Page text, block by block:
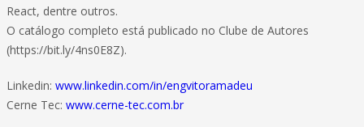
React, dentre outros.
O catálogo completo está publicado no Clube de Autores
(https://bit.ly/4ns0E8Z).
Linkedin: www.linkedin.com/in/engvitoramadeu
Cerne Tec: www.cerne-tec.com.br